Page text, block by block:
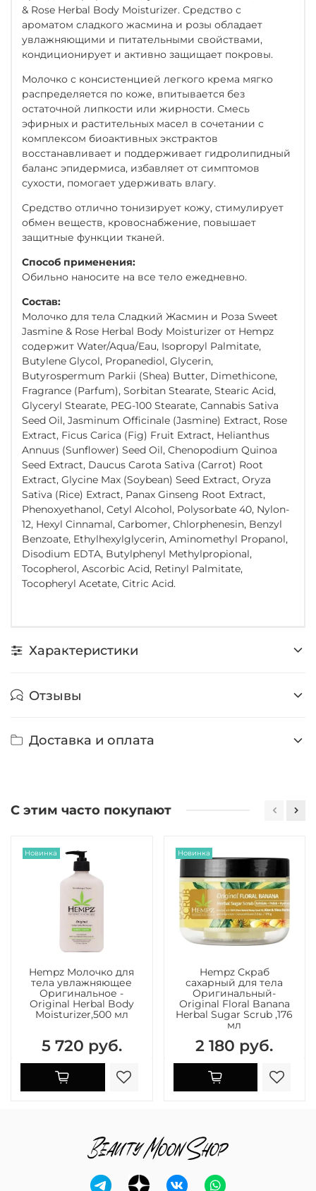
& Rose Herbal Body Moisturizer. Средство с
ароматом сладкого жасмина и розы обладает
увлажняющими и питательными свойствами,
кондиционирует и активно защищает покровы.
Молочко с консистенцией легкого крема мягко
распределяется по коже, впитывается без
остаточной липкости или жирности. Смесь
эфирных и растительных масел в сочетании с
комплексом биоактивных экстрактов
восстанавливает и поддерживает гидролипидный
баланс эпидермиса, избавляет от симптомов
сухости, помогает удерживать влагу.
Средство отлично тонизирует кожу, стимулирует
обмен веществ, кровоснабжение, повышает
защитные функции тканей.
Способ применения:
Обильно наносите на все тело ежедневно.
Состав:
Молочко для тела Сладкий Жасмин и Роза Sweet
Jasmine & Rose Herbal Body Moisturizer от Hempz
содержит Water/Aqua/Eau, Isopropyl Palmitate,
Butylene Glycol, Propanediol, Glycerin,
Butyrospermum Parkii (Shea) Butter, Dimethicone,
Fragrance (Parfum), Sorbitan Stearate, Stearic Acid,
Glyceryl Stearate, PEG-100 Stearate, Cannabis Sativa
Seed Oil, Jasminum Officinale (Jasmine) Extract, Rose
Extract, Ficus Carica (Fig) Fruit Extract, Helianthus
Annuus (Sunflower) Seed Oil, Chenopodium Quinoa
Seed Extract, Daucus Carota Sativa (Carrot) Root
Extract, Glycine Max (Soybean) Seed Extract, Oryza
Sativa (Rice) Extract, Panax Ginseng Root Extract,
Phenoxyethanol, Cetyl Alcohol, Polysorbate 40, Nylon-
12, Hexyl Cinnamal, Carbomer, Chlorphenesin, Benzyl
Benzoate, Ethylhexylglycerin, Aminomethyl Propanol,
Disodium EDTA, Butylphenyl Methylpropional,
Tocopherol, Ascorbic Acid, Retinyl Palmitate,
Tocopheryl Acetate, Citric Acid.
Характеристики
Отзывы
Доставка и оплата
С этим часто покупают
Новинка
Hempz Молочко для
тела увлажняющее
Оригинальное -
Original Herbal Body
Moisturizer,500 мл
5 720 руб.
Новинка
Hempz Скраб
сахарный для тела
Оригинальный-
Original Floral Banana
Herbal Sugar Scrub ,176
мл
2 180 руб.